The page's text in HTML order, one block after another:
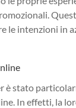
le intenzioni in
è stato
In effetti, la